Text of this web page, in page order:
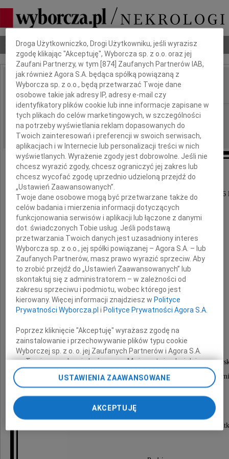
Nekrologi Odeszli Poradnik pogrzebowy
IMIĘ I NAZWISKO: Maria Wróbel
REGION: Częstochowa
DATA EMISJI: 02.05.2025
W dniu 1 listopada 2024 roku zmarła w wieku 86
nasza kochana Mama, Babcia i Teściowa
Maria Wróbel
Msza święta żałobna odprawiona zostanie
12 listopada 2024 roku o godzinie 11:20
w kościele św. Wincentego na cmentarzu
po czym nastąpi odprowadzenie urny z Prochami
do grobu rodzinnego.
O czym zawiadamia pogrążona w głębokim
Dbamy o Twoją prywatność
Droga Użytkowniczko, Drogi Użytkowniku, jeśli wyrazisz
zgodę klikając "Akceptuję", Wyborcza sp. z o.o. oraz jej
Zaufani Partnerzy, w tym [874 ] Zaufanych Partnerów IAB,
jak również Agora S.A. będąca spółką powiązaną z
Wyborcza sp. z o.o., będą przetwarzać Twoje dane
osobowe takie jak adresy IP, adresy e-mail czy
identyfikatory plików cookie lub inne informacje zapisane w
tych plikach do celów marketingowych, w szczególności
na potrzeby wyświetlania reklam dopasowanych do
Twoich zainteresowań i preferencji w swoich serwisach,
aplikacjach i w Internecie lub personalizacji treści w nich
wyświetlanych. Wyrażenie zgody jest dobrowolne. Jeśli nie
chcesz wyrazić zgody, chcesz ograniczyć jej zakres lub
chcesz wycofać zgodę uprzednio udzieloną przejdź do
„Ustawień Zaawansowanych”.
Twoje dane osobowe mogą być przetwarzane także do
celów badania i mierzenia informacji dotyczących
funkcjonowania serwisów i aplikacji lub łączone z danymi
dot. świadczonych Tobie usług. Jeśli podstawą
przetwarzania Twoich danych jest uzasadniony interes
Wyborcza sp. z o.o., jej spółki powiązanej – Agora S.A. – lub
Zaufanych Partnerów, masz prawo wyrazić sprzeciw. Aby
to zrobić przejdź do „Ustawień Zaawansowanych” lub
skontaktuj się z administratorem – w zależności od
zakresu sprzeciwu i podmiotu, wobec którego jest
kierowany. Więcej informacji znajdziesz w Polityce
Prywatności Wyborcza.pl i Polityce Prywatności Agora S.A.
Poprzez kliknięcie "Akceptuję" wyrażasz zgodę na
zainstalowanie i przechowywanie plików typu cookie
Wyborczej sp. z o. o. jej Zaufanych Partnerów i Agora S.A.
na Twoim urządzeniu końcowym. Możesz też w każdej
chwili zmienić swoje preferencje dot. plików cookie,
ponownie wywołując narzędzie do zarządzania Twoimi
odnośnik „Ustawienia prywatności” w stopce serwisu i
przechodząc do sekcji „Ustawienia zaawansowane”.
Zmiana ustawień plików cookie możliwa jest także za
pomocą ustawień przeglądarki.
USTAWIENIA ZAAWANSOWANE
AKCEPTUJĘ